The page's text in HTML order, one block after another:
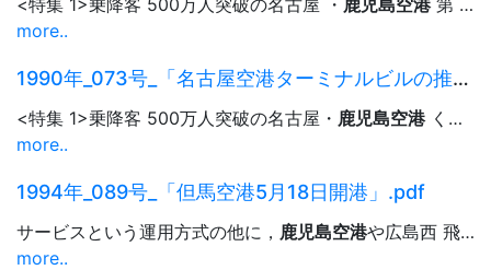
<特集 1>乗降客 500万人突破の名古屋 ・ 鹿児島空港第 2表名古屋空港の国際航空路線 (12社，15地点，週刊往復〉 ...39 <特集 1>乗降客 500万人突破の名古屋 ・
more..
1990年_073号_「名古屋空港ターミナルビルの推移と当面する課題」.pdf
<特集 1>乗降客 500万人突破の名古屋・ 鹿児島空港くその1.名古屋空港> 名古屋空港ターミナルビルの推移と ...平成 元年 <特集 1>乗降客 500万人突破の名古屋・
more..
1994年_089号_「但馬空港5月18日開港」.pdf
サービスという運用方式の他に， 鹿児島空港や広島西 飛行場で展開されているように定期航空路線の間隙に ...訓練学校であるエグゼクティブ・エアサービスの進出 が決まった。 同社は，
more..